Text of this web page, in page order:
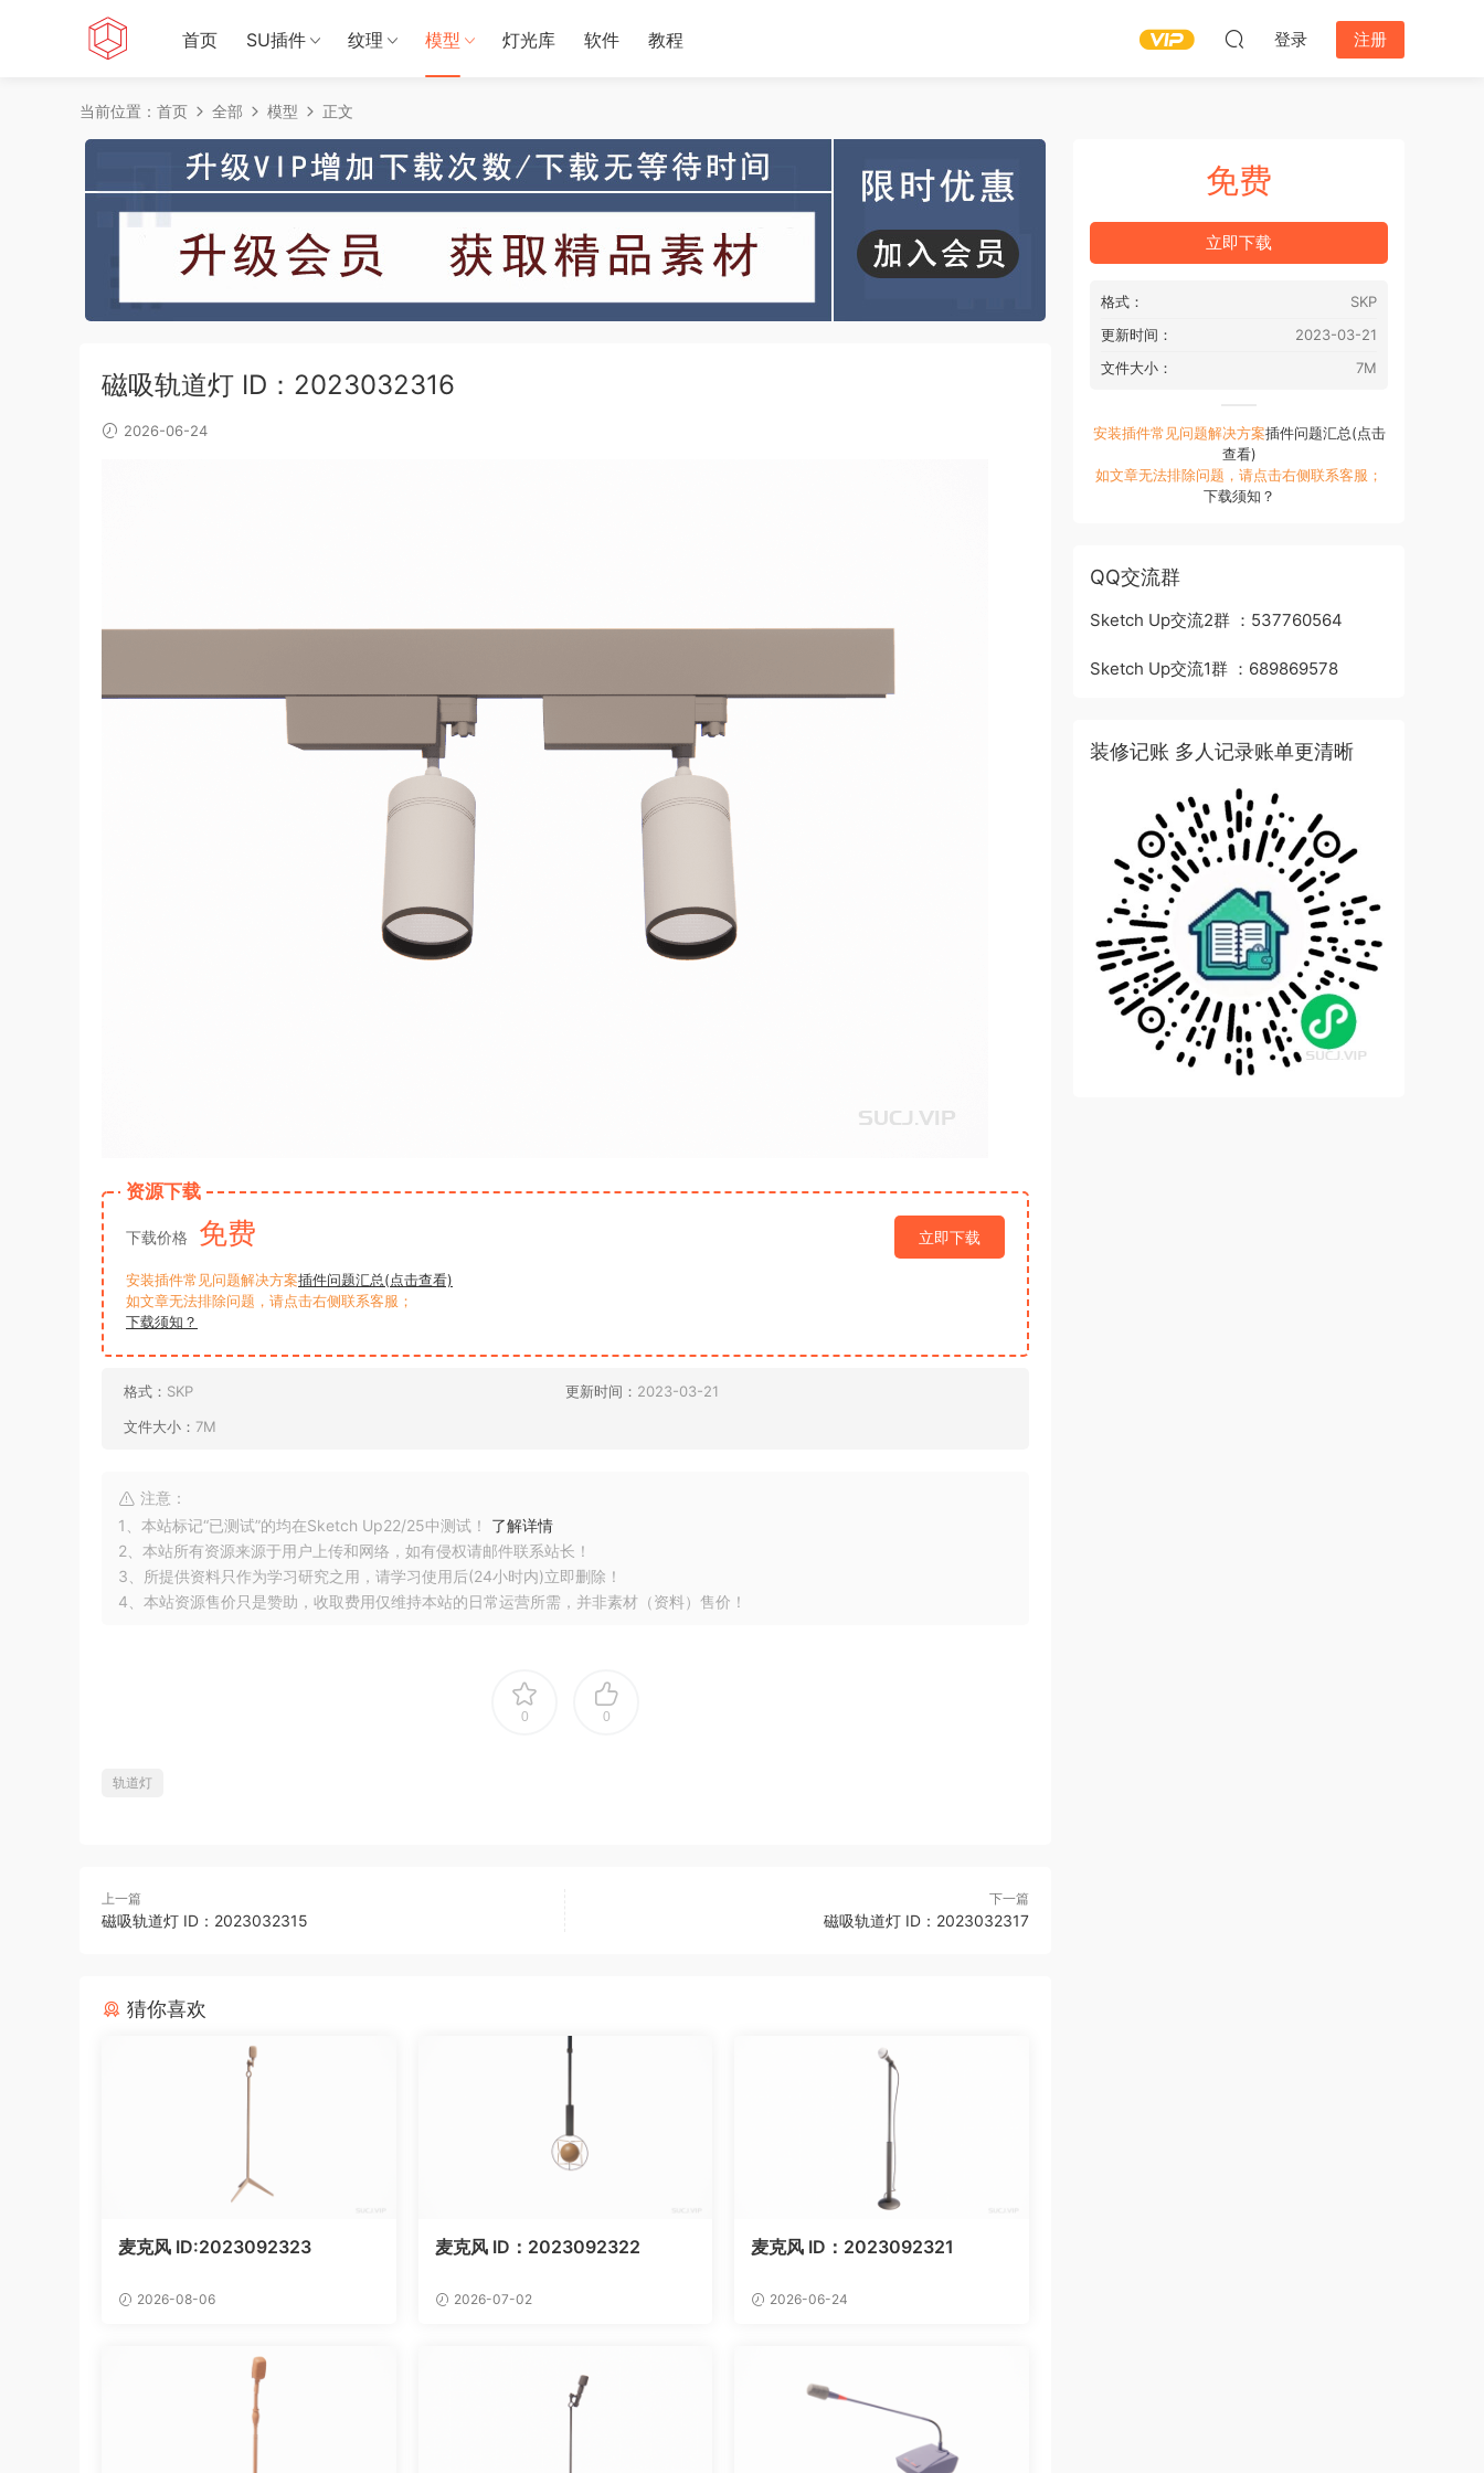
首页 SU插件 纹理 模型 灯光库 软件 教程 登录 注册
当前位置： 首页 全部 模型 正文
磁吸轨道灯 ID：2023032316
2026-06-24
资源下载
下载价格 免费 立即下载
安装插件常见问题解决方案插件问题汇总(点击查看)
如文章无法排除问题，请点击右侧联系客服；
下载须知？
格式： SKP 更新时间： 2023-03-21
文件大小： 7M
注意：
1、本站标记“已测试”的均在Sketch Up22/25中测试！ 了解详情
2、本站所有资源来源于用户上传和网络，如有侵权请邮件联系站长！
3、所提供资料只作为学习研究之用，请学习使用后(24小时内)立即删除！
4、本站资源售价只是赞助，收取费用仅维持本站的日常运营所需，并非素材（资料）售价！
0 0
轨道灯
上一篇
磁吸轨道灯 ID：2023032315
下一篇
磁吸轨道灯 ID：2023032317
猜你喜欢
麦克风 ID:2023092323
2026-08-06
麦克风 ID：2023092322
2026-07-02
麦克风 ID：2023092321
2026-06-24
免费
立即下载
格式：
SKP
更新时间：
2023-03-21
文件大小：
7M
安装插件常见问题解决方案插件问题汇总(点击
查看)
如文章无法排除问题，请点击右侧联系客服；
下载须知？
QQ交流群
Sketch Up交流2群 ：537760564
Sketch Up交流1群 ：689869578
装修记账 多人记录账单更清晰